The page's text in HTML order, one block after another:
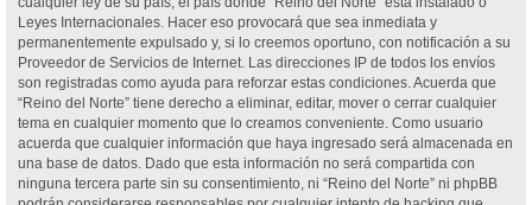
Leyes Internacionales. Hacer eso provocará que sea inmediata y
permanentemente expulsado y, si lo creemos oportuno, con notificación a su
Proveedor de Servicios de Internet. Las direcciones IP de todos los envíos
son registradas como ayuda para reforzar estas condiciones. Acuerda que
“Reino del Norte” tiene derecho a eliminar, editar, mover o cerrar cualquier
tema en cualquier momento que lo creamos conveniente. Como usuario
acuerda que cualquier información que haya ingresado será almacenada en
una base de datos. Dado que esta información no será compartida con
ninguna tercera parte sin su consentimiento, ni “Reino del Norte” ni phpBB